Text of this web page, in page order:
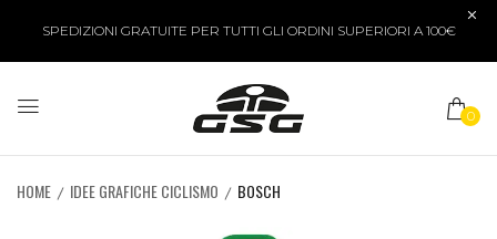
SPEDIZIONI GRATUITE PER TUTTI GLI ORDINI SUPERIORI A 100€
0
HOME IDEE GRAFICHE CICLISMO BOSCH